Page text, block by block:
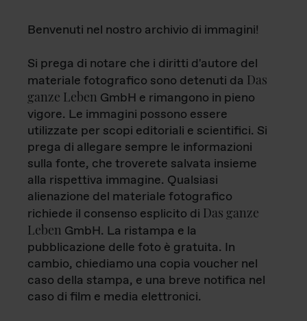
Benvenuti nel nostro archivio di immagini!
Si prega di notare che i diritti d'autore del
materiale fotografico sono detenuti da Das
ganze Leben GmbH e rimangono in pieno
vigore. Le immagini possono essere
utilizzate per scopi editoriali e scientifici. Si
prega di allegare sempre le informazioni
sulla fonte, che troverete salvata insieme
alla rispettiva immagine. Qualsiasi
alienazione del materiale fotografico
richiede il consenso esplicito di Das ganze
Leben GmbH. La ristampa e la
pubblicazione delle foto è gratuita. In
cambio, chiediamo una copia voucher nel
caso della stampa, e una breve notifica nel
caso di film e media elettronici.